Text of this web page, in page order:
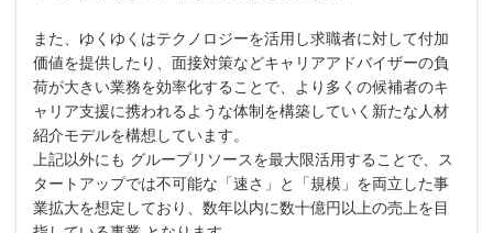
また、ゆくゆくはテクノロジーを活用し求職者に対して付加
価値を提供したり、面接対策などキャリアアドバイザーの負
荷が大きい業務を効率化することで、より多くの候補者のキ
ャリア支援に携われるような体制を構築していく新たな人材
紹介モデルを構想しています。
上記以外にも グループリソースを最大限活用することで、ス
タートアップでは不可能な「速さ」と「規模」を両立した事
業拡大を想定しており、数年以内に数十億円以上の売上を目